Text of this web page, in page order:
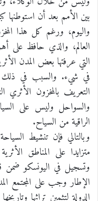
بين الأمم بعد أن استوطنها
واليوم، ورغم كل هذا
العالم، والذي حافظ على
التي عرفتها بعض المدن
في شيء. والسبب في ذلك
التعريف بالمخزون الأثري
والسواحل وليس على
الراقية من السياح.
وبالتالي فإن تنشيط
متزايدا على المناطق
وتسجيل في اليونسكو ضمن
الإطار وجب على المجتمع